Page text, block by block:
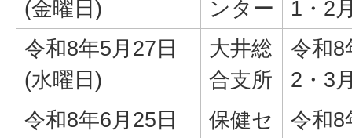
(金曜日)
ンター
1・2
令和8年5月27日
(水曜日)
大井総
合支所
令和8
2・3
令和8年6月25日
保健セ
令和8